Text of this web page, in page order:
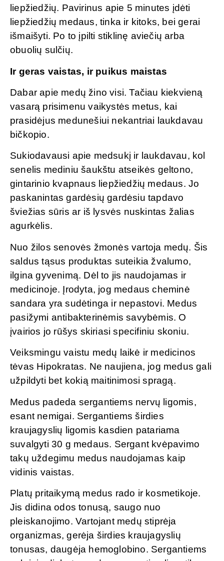
liepžiedžių. Pavirinus apie 5 minutes įdėti
liepžiedžių medaus, tinka ir kitoks, bei gerai
išmaišyti. Po to įpilti stiklinę aviečių arba
obuolių sulčių.
Ir geras vaistas, ir puikus maistas
Dabar apie medų žino visi. Tačiau kiekvieną
vasarą prisimenu vaikystės metus, kai
prasidėjus medunešiui nekantriai laukdavau
bičkopio.
Sukiodavausi apie medsukį ir laukdavau, kol
senelis mediniu šaukštu atseikės geltono,
gintarinio kvapnaus liepžiedžių medaus. Jo
paskanintas gardėsių gardėsiu tapdavo
šviežias sūris ar iš lysvės nuskintas žalias
agurkėlis.
Nuo žilos senovės žmonės vartoja medų. Šis
saldus tąsus produktas suteikia žvalumo,
ilgina gyvenimą. Dėl to jis naudojamas ir
medicinoje. Įrodyta, jog medaus cheminė
sandara yra sudėtinga ir nepastovi. Medus
pasižymi antibakterinėmis savybėmis. O
įvairios jo rūšys skiriasi specifiniu skoniu.
Veiksmingu vaistu medų laikė ir medicinos
tėvas Hipokratas. Ne naujiena, jog medus gali
užpildyti bet kokią maitinimosi spragą.
Medus padeda sergantiems nervų ligomis,
esant nemigai. Sergantiems širdies
kraujagyslių ligomis kasdien patariama
suvalgyti 30 g medaus. Sergant kvėpavimo
takų uždegimu medus naudojamas kaip
vidinis vaistas.
Platų pritaikymą medus rado ir kosmetikoje.
Jis didina odos tonusą, saugo nuo
pleiskanojimo. Vartojant medų stiprėja
organizmas, gerėja širdies kraujagyslių
tonusas, daugėja hemoglobino. Sergantiems